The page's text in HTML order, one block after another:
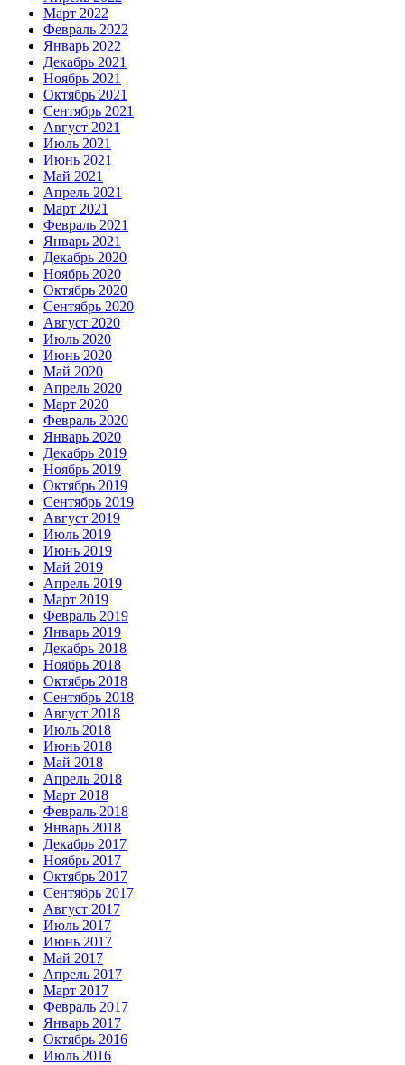
Март 2022
Февраль 2022
Январь 2022
Декабрь 2021
Ноябрь 2021
Октябрь 2021
Сентябрь 2021
Август 2021
Июль 2021
Июнь 2021
Май 2021
Апрель 2021
Март 2021
Февраль 2021
Январь 2021
Декабрь 2020
Ноябрь 2020
Октябрь 2020
Сентябрь 2020
Август 2020
Июль 2020
Июнь 2020
Май 2020
Апрель 2020
Март 2020
Февраль 2020
Январь 2020
Декабрь 2019
Ноябрь 2019
Октябрь 2019
Сентябрь 2019
Август 2019
Июль 2019
Июнь 2019
Май 2019
Апрель 2019
Март 2019
Февраль 2019
Январь 2019
Декабрь 2018
Ноябрь 2018
Октябрь 2018
Сентябрь 2018
Август 2018
Июль 2018
Июнь 2018
Май 2018
Апрель 2018
Март 2018
Февраль 2018
Январь 2018
Декабрь 2017
Ноябрь 2017
Октябрь 2017
Сентябрь 2017
Август 2017
Июль 2017
Июнь 2017
Май 2017
Апрель 2017
Март 2017
Февраль 2017
Январь 2017
Октябрь 2016
Июль 2016